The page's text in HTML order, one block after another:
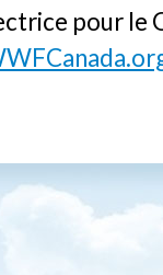
pour le